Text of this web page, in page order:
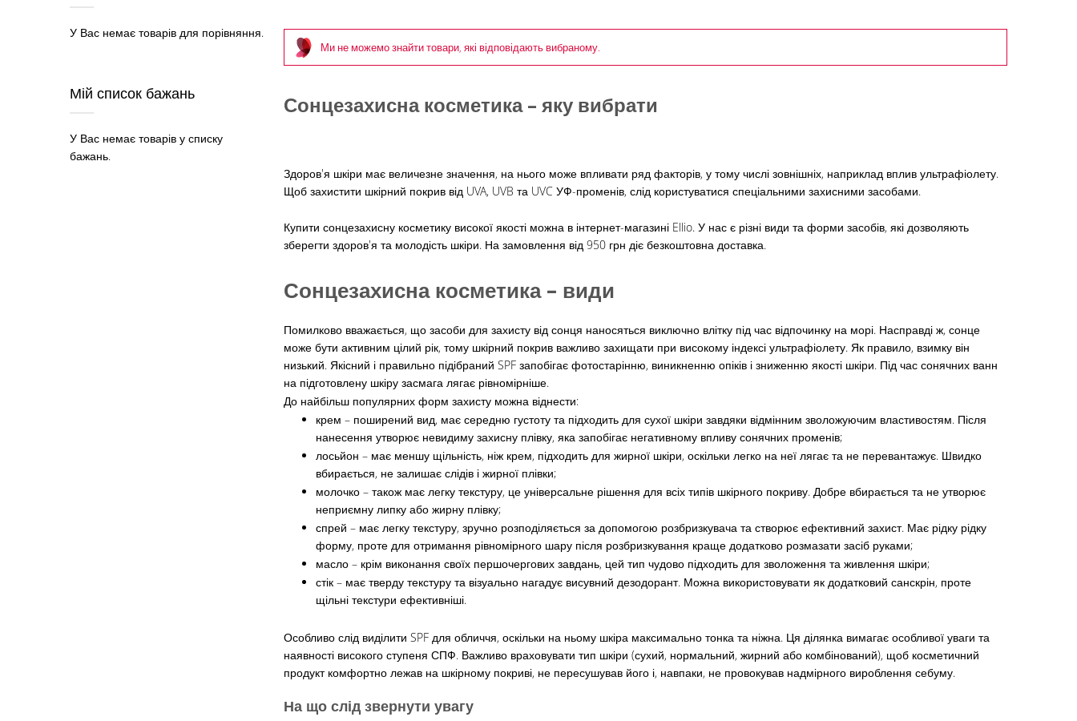
Ми не можемо знайти товари, які відповідають вибраному.
Сонцезахисна косметика – яку вибрати
Здоров'я шкіри має величезне значення, на нього може впливати ряд факторів, у тому числі зовнішніх, наприклад вплив ультрафіолету.
Щоб захистити шкірний покрив від UVA, UVB та UVC УФ-променів, слід користуватися спеціальними захисними засобами.
Купити сонцезахисну косметику високої якості можна в інтернет-магазині Ellio. У нас є різні види та форми засобів, які дозволяють
зберегти здоров'я та молодість шкіри. На замовлення від 950 грн діє безкоштовна доставка.
Сонцезахисна косметика – види
Помилково вважається, що засоби для захисту від сонця наносяться виключно влітку під час відпочинку на морі. Насправді ж, сонце
може бути активним цілий рік, тому шкірний покрив важливо захищати при високому індексі ультрафіолету. Як правило, взимку він
низький. Якісний і правильно підібраний SPF запобігає фотостарінню, виникненню опіків і зниженню якості шкіри. Під час сонячних ванн
на підготовлену шкіру засмага лягає рівномірніше.
До найбільш популярних форм захисту можна віднести:
крем – поширений вид, має середню густоту та підходить для сухої шкіри завдяки відмінним зволожуючим властивостям. Після
нанесення утворює невидиму захисну плівку, яка запобігає негативному впливу сонячних променів;
лосьйон – має меншу щільність, ніж крем, підходить для жирної шкіри, оскільки легко на неї лягає та не перевантажує. Швидко
вбирається, не залишає слідів і жирної плівки;
молочко – також має легку текстуру, це універсальне рішення для всіх типів шкірного покриву. Добре вбирається та не утворює
неприємну липку або жирну плівку;
спрей – має легку текстуру, зручно розподіляється за допомогою розбризкувача та створює ефективний захист. Має рідку рідку
форму, проте для отримання рівномірного шару після розбризкування краще додатково розмазати засіб руками;
масло – крім виконання своїх першочергових завдань, цей тип чудово підходить для зволоження та живлення шкіри;
стік – має тверду текстуру та візуально нагадує висувний дезодорант. Можна використовувати як додатковий санскрін, проте
щільні текстури ефективніші.
Особливо слід виділити SPF для обличчя, оскільки на ньому шкіра максимально тонка та ніжна. Ця ділянка вимагає особливої уваги та
наявності високого ступеня СПФ. Важливо враховувати тип шкіри (сухий, нормальний, жирний або комбінований), щоб косметичний
продукт комфортно лежав на шкірному покриві, не пересушував його і, навпаки, не провокував надмірного вироблення себуму.
На що слід звернути увагу
У Вас немає товарів для порівняння.
Мій список бажань
У Вас немає товарів у списку
бажань.